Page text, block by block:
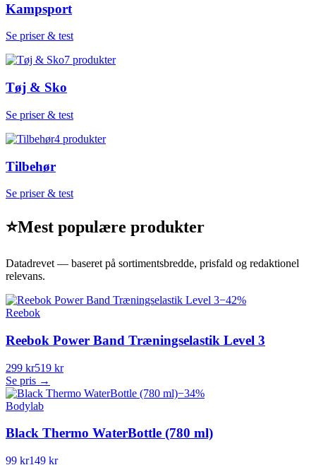
Kampsport
Se priser & test
7 produkter
Tøj & Sko
Se priser & test
4 produkter
Tilbehør
Se priser & test
⭐Mest populære produkter
Datadrevet — baseret på sortimentsbredde, prisfald og redaktionel
relevans.
−42%
Reebok
Reebok Power Band Træningselastik Level 3
299 kr519 kr
Se pris →
−34%
Bodylab
Black Thermo WaterBottle (780 ml)
99 kr149 kr